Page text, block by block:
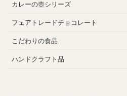
カレーの壺シリーズ
フェアトレードチョコレート
こだわりの食品
ハンドクラフト品